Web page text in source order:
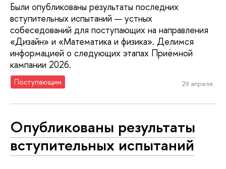
Были опубликованы результаты последних
вступительных испытаний — устных
собеседований для поступающих на направления
«Дизайн» и «Математика и физика». Делимся
информацией о следующих этапах Приёмной
кампании 2026.
Поступающим 29 апреля
Опубликованы результаты
вступительных испытаний